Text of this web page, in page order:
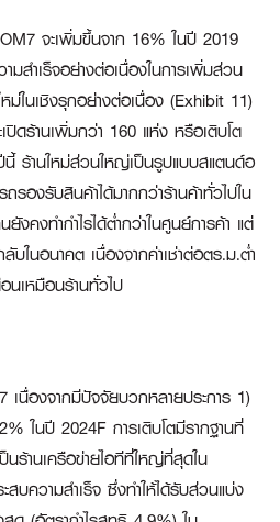
จะเพิ่มขึ้นจาก 16% ในปี 2019
สำเร็จอย่างต่อเนื่องในการเพิ่มส่วน
ม่ในเชิงรุกอย่างต่อเนื่อง (Exhibit 11)
ปิดร้านเพิ่มกว่า 160 แห่ง หรือเติบโต
ร้านใหม่ส่วนใหญ่เป็นรูปแบบสแตนด์อ
รองรับสินค้าได้มากกว่าร้านค้าทั่วไปใน
งคงทำกำไรได้ต่ำกว่าในศูนย์การค้า แต่
ในอนาคต เนื่องจากค่าเช่าต่อตร.ม.ต่ำ
เหมือนร้านทั่วไป
เนื่องจากมีปัจจัยบวกหลายประการ 1)
ในปี 2024F การเติบโตมีรากฐานที่
ร้านเครือข่ายไอทีที่ใหญ่ที่สุดใน
บความสำเร็จ ซึ่งทำให้ได้รับส่วนแบ่ง